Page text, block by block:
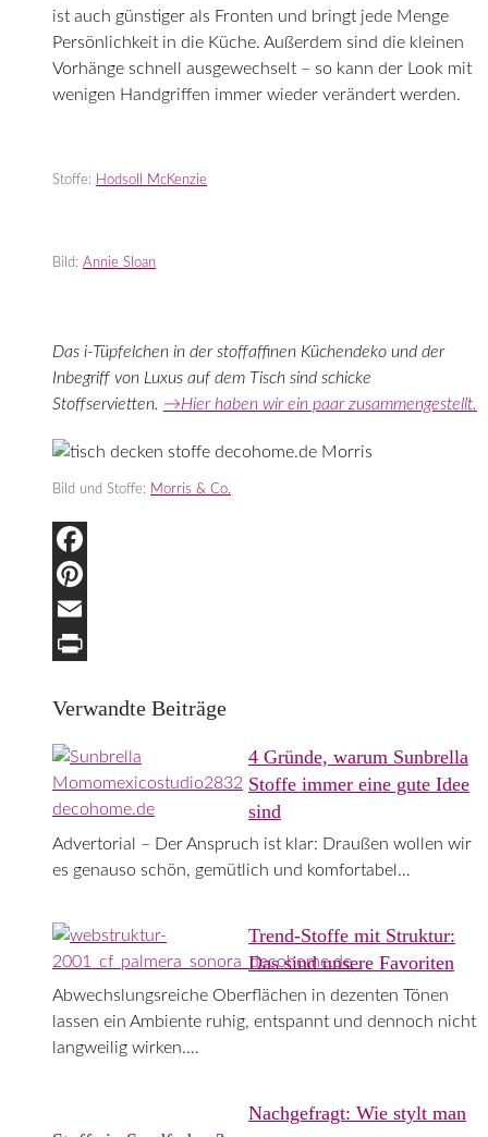
ist auch günstiger als Fronten und bringt jede Menge
Persönlichkeit in die Küche. Außerdem sind die kleinen
Vorhänge schnell ausgewechselt – so kann der Look mit
wenigen Handgriffen immer wieder verändert werden.
Stoffe: Hodsoll McKenzie
Bild: Annie Sloan
Das i-Tüpfelchen in der stoffaffinen Küchendeko und der
Inbegriff von Luxus auf dem Tisch sind schicke
Stoffservietten. →Hier haben wir ein paar zusammengestellt.
Bild und Stoffe: Morris & Co.
Verwandte Beiträge
4 Gründe, warum Sunbrella
Stoffe immer eine gute Idee
sind
Advertorial – Der Anspruch ist klar: Draußen wollen wir
es genauso schön, gemütlich und komfortabel…
Trend-Stoffe mit Struktur:
Das sind unsere Favoriten
Abwechslungsreiche Oberflächen in dezenten Tönen
lassen ein Ambiente ruhig, entspannt und dennoch nicht
langweilig wirken.…
Nachgefragt: Wie stylt man